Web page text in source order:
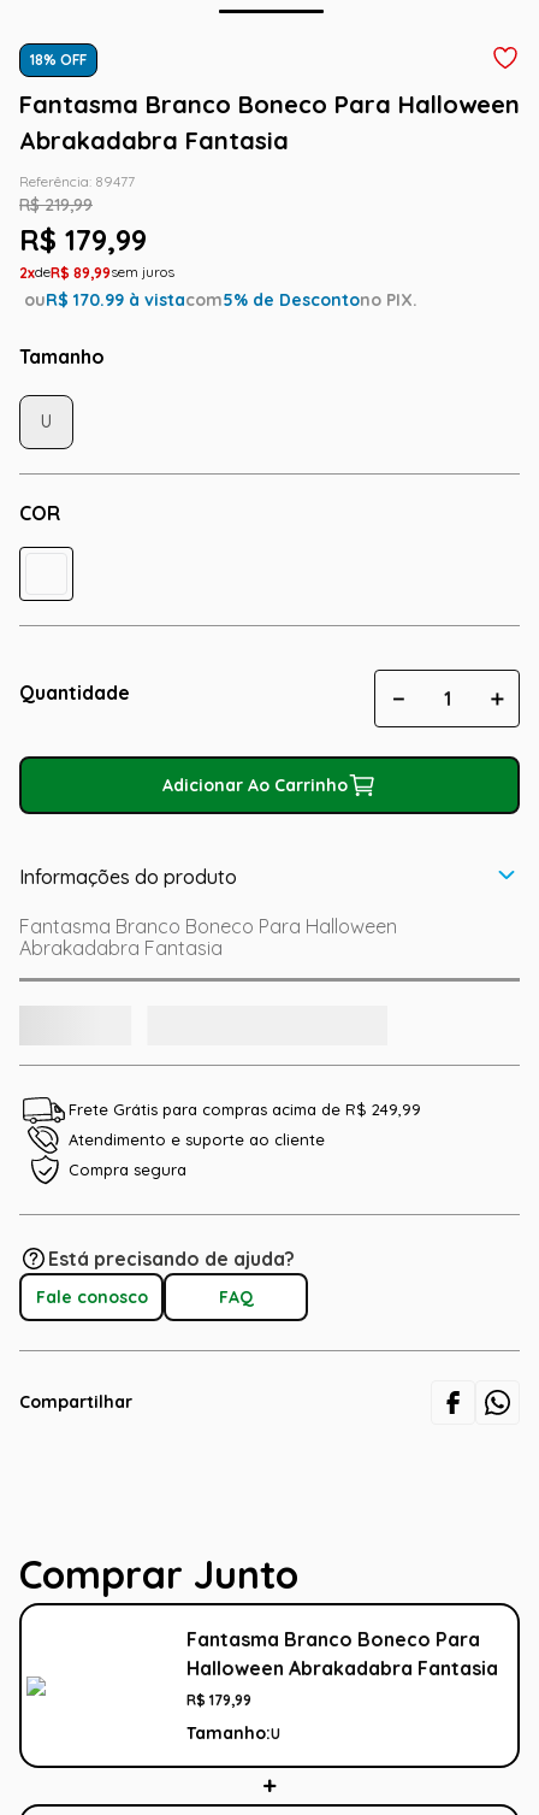
18% OFF
Fantasma Branco Boneco Para Halloween
Abrakadabra Fantasia
Referência: 89477
R$ 219,99
R$ 179,99
2 R$ 89,99
ouR$ 170.99 à vistacom5% de Descontono PIX.
Tamanho
COR
U
Quantidade ＋
－
Adicionar Ao Carrinho
Informações do produto
Fantasma Branco Boneco Para Halloween
Abrakadabra Fantasia
Frete Grátis para compras acima de R$ 249,99
Atendimento e suporte ao cliente
Compra segura
Está precisando de ajuda?
Fale conosco FAQ
Compartilhar
Comprar Junto
Fantasma Branco Boneco Para
Halloween Abrakadabra Fantasia
R$ 179,99
Tamanho:U